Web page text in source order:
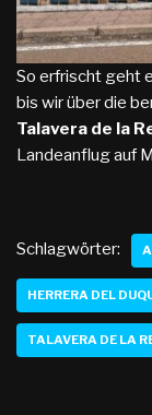
So erfrischt geht
bis wir über die
Talavera de la
Landeanflug auf
Schlagwörter:
HERRERA DEL
TALAVERA DE LA